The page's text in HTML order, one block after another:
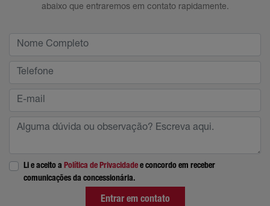
abaixo que entraremos em contato rapidamente.
Li e aceito a Política de Privacidade e concordo em receber
comunicações da concessionária.
Entrar em contato